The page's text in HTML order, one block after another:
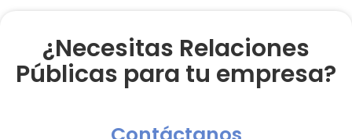
¿Necesitas Relaciones
Públicas para tu empresa?